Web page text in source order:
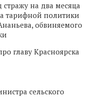
на два месяца
тарифной политики
обвиняемого
главу Красноярска
сельского